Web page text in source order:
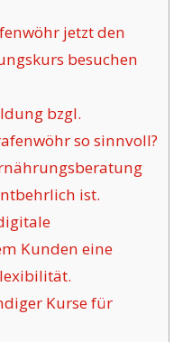
jetzt den
besuchen
bzgl.
so sinnvoll?
ist.
Kunden eine
Kurse für